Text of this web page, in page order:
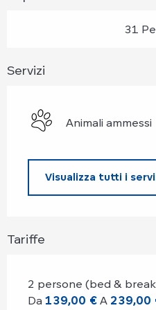
31
Servizi
Animali ammessi
Visualizza tutti i
Tariffe
2 persone (bed &
Da 139,00 € A 239,00